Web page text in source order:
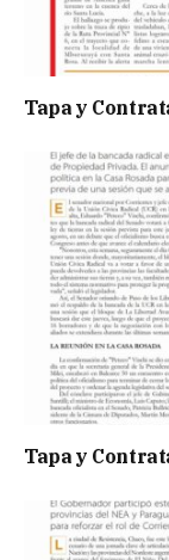
Tapa y
Tapa y